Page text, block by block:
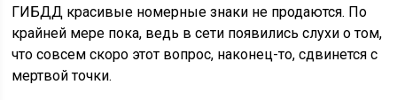
ГИБДД красивые номерные знаки не продаются. По
крайней мере пока, ведь в сети появились слухи о том,
что совсем скоро этот вопрос, наконец-то, сдвинется с
мертвой точки.